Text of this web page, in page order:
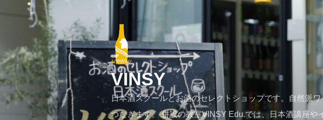
ツ
へ
ス
ッ
VINSY
日本酒スクールとお酒のセレクトショップです。自然派
つなぎます。 併設の教室VINSY Edu.では、日本酒講座